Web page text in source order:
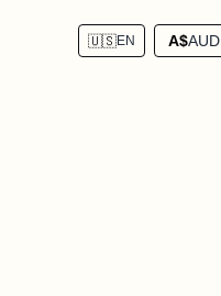
🇺🇸EN A$AUD